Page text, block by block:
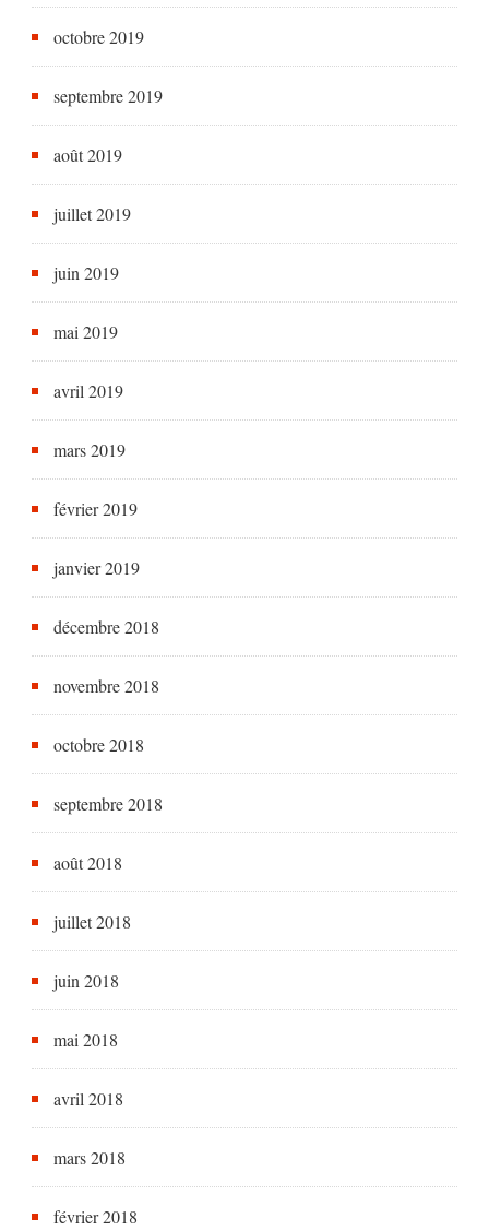
octobre 2019
septembre 2019
août 2019
juillet 2019
juin 2019
mai 2019
avril 2019
mars 2019
février 2019
janvier 2019
décembre 2018
novembre 2018
octobre 2018
septembre 2018
août 2018
juillet 2018
juin 2018
mai 2018
avril 2018
mars 2018
février 2018